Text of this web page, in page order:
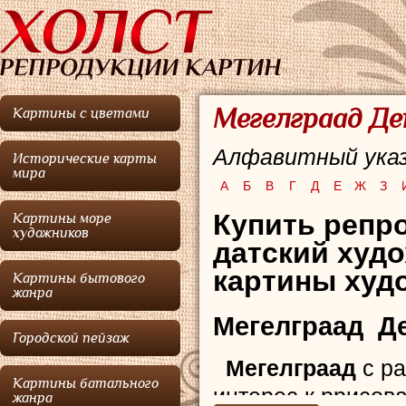
Картины с цветами
Исторические карты
мира
Картины море
художников
Картины бытового
жанра
Городской пейзаж
Картины батального
жанра
Мегелграад
Алфавитный
А Б В Г Д Е Ж З
Купить
датский
картины
Мегелграад
Мегелграад с
интерес к